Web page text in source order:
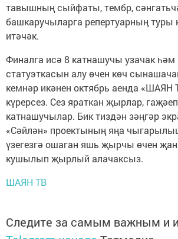
тавышның сыйфаты, тембр,
башкаручыларга репертуарның туры
итәчәк.
Финалга исә 8 катнашучы узачак һәм
статуэткасын алу өчен көч
кемнәр икәнен октябрь аенда «ШАЯН
күрерсез. Сез яраткан җырлар,
катнашучылар. Бик тиздән зәңгәр
«Сәйлән» проектының яңа
үзегезгә ошаган яшь җырчы өчен
кушылып җырлый алачаксыз.
ШАЯН ТВ
Следите за самым важным и